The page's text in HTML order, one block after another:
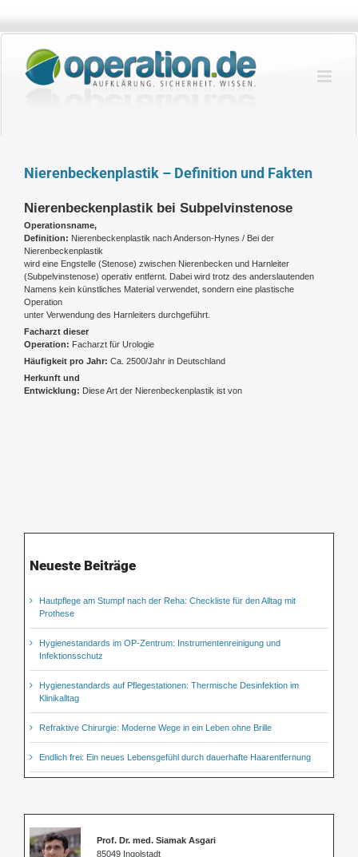
springen
Nierenbeckenplastik – Definition und Fakten
Nierenbeckenplastik bei Subpelvinstenose
Operationsname,
Definition: Nierenbeckenplastik nach Anderson-Hynes / Bei der
Nierenbeckenplastik
wird eine Engstelle (Stenose) zwischen Nierenbecken und Harnleiter
(Subpelvinstenose) operativ entfernt. Dabei wird trotz des anderslautenden
Namens kein künstliches Material verwendet, sondern eine plastische
Operation
unter Verwendung des Harnleiters durchgeführt.
Facharzt dieser
Operation: Facharzt für Urologie
Häufigkeit pro Jahr: Ca. 2500/Jahr in Deutschland
Herkunft und
Entwicklung: Diese Art der Nierenbeckenplastik ist von
Neueste Beiträge
Hautpflege am Stumpf nach der Reha: Checkliste für den Alltag mit
Prothese
Hygienestandards im OP-Zentrum: Instrumentenreinigung und
Infektionsschutz
Hygienestandards auf Pflegestationen: Thermische Desinfektion im
Klinikalltag
Refraktive Chirurgie: Moderne Wege in ein Leben ohne Brille
Endlich frei: Ein neues Lebensgefühl durch dauerhafte Haarentfernung
Prof. Dr. med. Siamak Asgari
85049 Ingolstadt